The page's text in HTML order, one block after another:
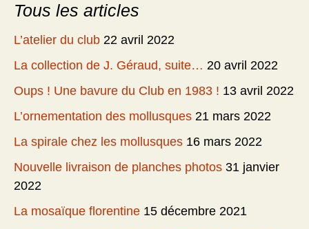
Tous les articles
L’atelier du club 22 avril 2022
La collection de J. Géraud, suite… 20 avril 2022
Oups ! Une bavure du Club en 1983 ! 13 avril 2022
L’ornementation des mollusques 21 mars 2022
La spirale chez les mollusques 16 mars 2022
Nouvelle livraison de planches photos 31 janvier
2022
La mosaïque florentine 15 décembre 2021